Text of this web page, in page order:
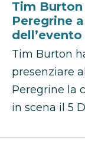
Tim
Peregrine
dell’evento
Tim Burton
presenziare
Peregrine la
in scena il 5